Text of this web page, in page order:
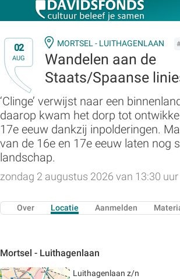
02
AUG
MORTSEL - LUITHAGENLAAN
Wandelen aan de
Staats/Spaanse
‘Clinge’ verwijst naar een
daarop kwam het dorp tot
17e eeuw dankzij inpolderingen.
van de 16e en 17e eeuw laten nog
landschap.
zondag 2 augustus 2026 van 13:30
Over Locatie Aanmelden
Mortsel - Luithagenlaan
Luithagenlaan z/n
Zoek:
Zoeken